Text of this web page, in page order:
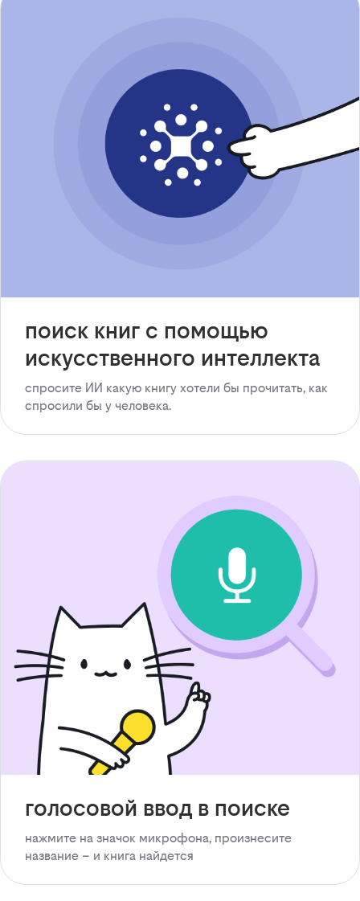
поиск книг с помощью
искусственного интеллекта
спросите ИИ какую книгу хотели бы прочитать, как
спросили бы у человека.
голосовой ввод в поиске
нажмите на значок микрофона, произнесите
название – и книга найдется